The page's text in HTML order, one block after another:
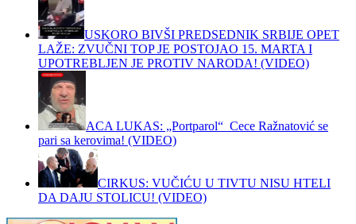
USKORO BIVŠI PREDSEDNIK SRBIJE OPET
LAŽE: ZVUČNI TOP JE POSTOJAO 15. MARTA I
UPOTREBLJEN JE PROTIV NARODA! (VIDEO)
ACA LUKAS: „Portparol“ Cece Ražnatović se
pari sa kerovima! (VIDEO)
CIRKUS: VUČIĆU U TIVTU NISU HTELI
DA DAJU STOLICU! (VIDEO)